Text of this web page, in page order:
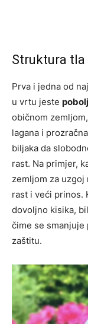
Struktura
Prva i jedna od
u vrtu jeste
običnom
lagana i
biljaka da
rast. Na primjer,
zemljom za
rast i veći prinos.
dovoljno kisika,
čime se smanjuje
zaštitu.